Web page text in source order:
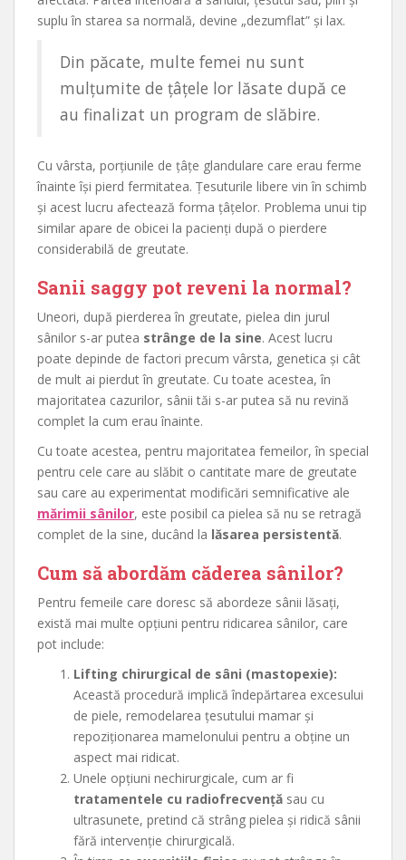
suplu în starea sa normală, devine „dezumflat” și lax.
Din păcate, multe femei nu sunt
mulțumite de țâțele lor lăsate după ce
au finalizat un program de slăbire.
Cu vârsta, porțiunile de țâțe glandulare care erau ferme
înainte își pierd fermitatea. Țesuturile libere vin în schimb
și acest lucru afectează forma țâțelor. Problema unui tip
similar apare de obicei la pacienți după o pierdere
considerabilă de greutate.
Sanii saggy pot reveni la normal?
Uneori, după pierderea în greutate, pielea din jurul
sânilor s-ar putea strânge de la sine. Acest lucru
poate depinde de factori precum vârsta, genetica și cât
de mult ai pierdut în greutate. Cu toate acestea, în
majoritatea cazurilor, sânii tăi s-ar putea să nu revină
complet la cum erau înainte.
Cu toate acestea, pentru majoritatea femeilor, în special
pentru cele care au slăbit o cantitate mare de greutate
sau care au experimentat modificări semnificative ale
mărimii sânilor, este posibil ca pielea să nu se retragă
complet de la sine, ducând la lăsarea persistentă.
Cum să abordăm căderea sânilor?
Pentru femeile care doresc să abordeze sânii lăsați,
există mai multe opțiuni pentru ridicarea sânilor, care
pot include:
Lifting chirurgical de sâni (mastopexie):
Această procedură implică îndepărtarea excesului
de piele, remodelarea țesutului mamar și
repoziționarea mamelonului pentru a obține un
aspect mai ridicat.
Unele opțiuni nechirurgicale, cum ar fi
tratamentele cu radiofrecvență sau cu
ultrasunete, pretind că strâng pielea și ridică sânii
fără intervenție chirurgicală.